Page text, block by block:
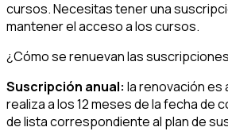
cursos. Necesitas tener una
mantener el acceso a los cursos.
¿Cómo se renuevan las
Suscripción anual: la renovación es
realiza a los 12 meses de la fecha de
de lista correspondiente al plan de